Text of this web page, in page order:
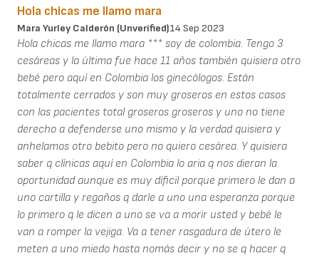
Hola chicas me llamo mara
Mara Yurley Calderón (unverified)14 Sep 2023
Hola chicas me llamo mara *** soy de colombia. Tengo 3
cesáreas y la última fue hace 11 años también quisiera otro
bebé pero aquí en Colombia los ginecólogos. Están
totalmente cerrados y son muy groseros en estos casos
con las pacientes total groseros groseros y uno no tiene
derecho a defenderse uno mismo y la verdad quisiera y
anhelamos otro bebito pero no quiero cesárea. Y quisiera
saber q clínicas aquí en Colombia lo aria q nos dieran la
oportunidad aunque es muy díficil porque primero le dan a
uno cartilla y regaños q darle a uno una esperanza porque
lo primero q le dicen a uno se va a morir usted y bebé le
van a romper la vejiga. Va a tener rasgadura de útero le
meten a uno miedo hasta nomás decir y no se q hacer q